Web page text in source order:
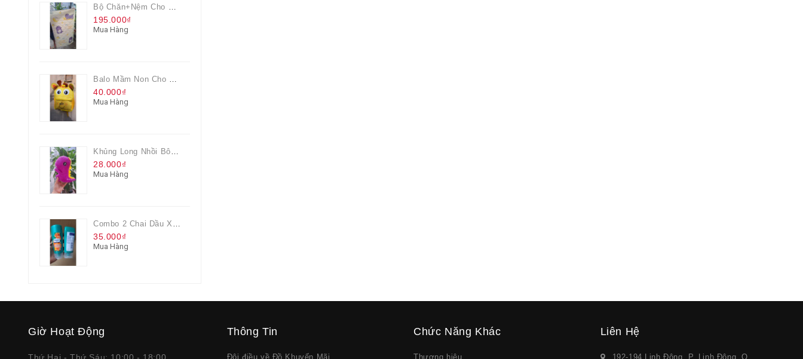
Bộ Chăn+nệm Cho Bé Everon Quà Từ Pediasure
195.000₫
Mua Hàng
Balo Mầm Non Cho Bé Grow Màu Vàng
40.000₫
Mua Hàng
Khủng Long Nhồi Bông Cho Bé Chơi Màu Tím
28.000₫
Mua Hàng
Combo 2 Chai Dầu Xả Rejoice 3IN1 Siêu Mềm Mượt Chai 60ML
35.000₫
Mua Hàng
Giờ Hoạt Động Thông Tin
Đôi điều về Đồ Khuyến Mãi
Chức Năng Khác
Thương hiệu
Liên Hệ
192-194 Linh Đông, P. Linh Đông, Q.